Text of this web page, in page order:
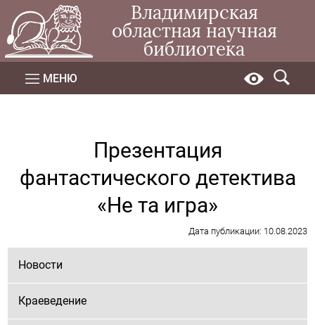
Владимирская
областная научная
библиотека
МЕНЮ
Презентация
фантастического детектива
«Не та игра»
Дата публикации: 10.08.2023
Новости
Краеведение